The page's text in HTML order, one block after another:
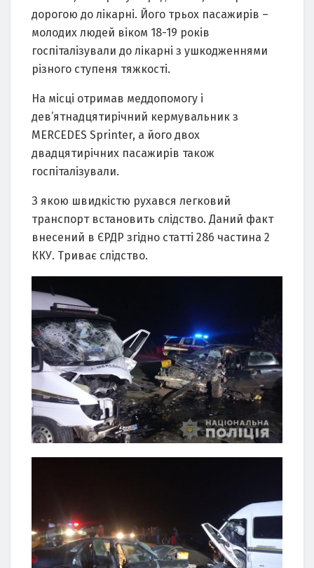
дорогою до лікарні. Його трьох пасажирів –
молодих людей віком 18-19 років
госпіталізували до лікарні з ушкодженнями
різного ступеня тяжкості.
На місці отримав меддопомогу і
дев’ятнадцятирічний кермувальник з
MERCEDES Sprinter, а його двох
двадцятирічних пасажирів також
госпіталізували.
З якою швидкістю рухався легковий
транспорт встановить слідство. Даний факт
внесений в ЄРДР згідно статті 286 частина 2
ККУ. Триває слідство.